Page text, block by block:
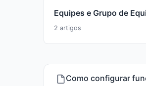
Equipes e Grupo de
2 artigos
Como configurar